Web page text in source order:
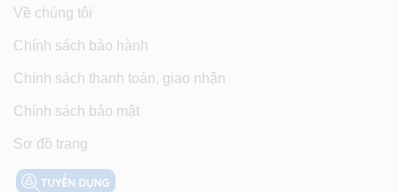
Về chúng tôi
Chính sách bảo hành
Chính sách thanh toán, giao nhận
Chính sách bảo mật
Sơ đồ trang